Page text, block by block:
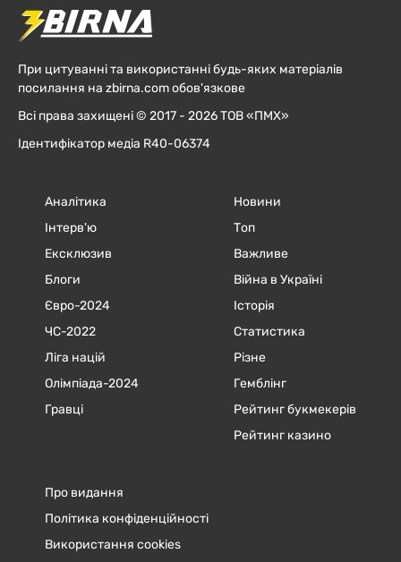
При цитуванні та використанні будь-яких матеріалів
посилання на zbirna.com обов'язкове
Всі права захищені © 2017 - 2026 ТОВ «ПМХ»
Ідентифікатор медіа R40-06374
Аналітика
Інтерв'ю
Ексклюзив
Блоги
Євро-2024
ЧC-2022
Ліга націй
Олімпіада-2024
Гравці
Новини
Топ
Важливе
Війна в Україні
Історія
Статистика
Різне
Гемблінг
Рейтинг букмекерів
Рейтинг казино
Про видання
Політика конфіденційності
Використання cookies